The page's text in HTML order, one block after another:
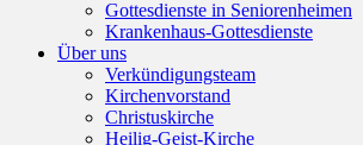
Gottesdienste in Seniorenheimen
Krankenhaus-Gottesdienste
Über uns
Verkündigungsteam
Kirchenvorstand
Christuskirche
Heilig-Geist-Kirche